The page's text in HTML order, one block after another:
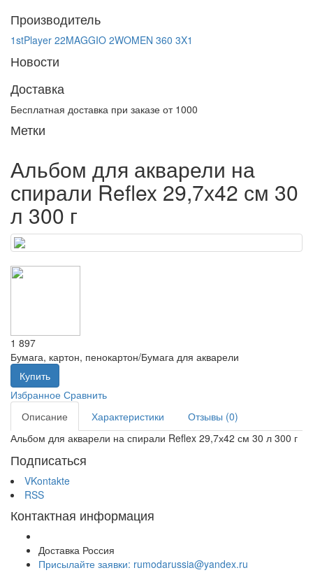
Производитель
1stPlayer 22MAGGIO 2WOMEN 360 3X1
Новости
Доставка
Бесплатная доставка при заказе от 1000
Метки
Альбом для акварели на
спирали Reflex 29,7х42 см 30
л 300 г
1 897
Бумага, картон, пенокартон/Бумага для акварели
Купить
Избранное Сравнить
Описание
Характеристики
Отзывы (0)
Альбом для акварели на спирали Reflex 29,7х42 см 30 л 300 г
Подписаться
VKontakte
RSS
Контактная информация
Доставка Россия
Присылайте заявки: rumodarussia@yandex.ru